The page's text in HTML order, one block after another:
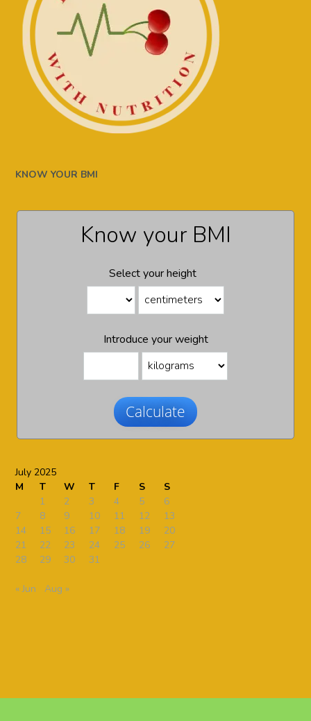
KNOW YOUR BMI
Know your BMI
Select your height
Introduce your weight
Calculate
July 2025
M
T W T F S
S
1
2 3 4 5
6
7
8 9 10 11 12
13
14
15 16 17 18 19
20
21
22 23 24 25 26
27
28
29 30 31
« Jun Aug »